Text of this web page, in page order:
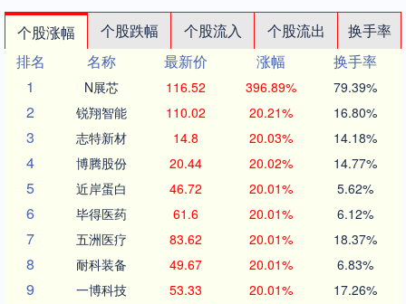
个股涨幅 个股跌幅 个股流入 个股流出
换手率
排名
名称 最新价 涨幅
换手率
1
N展芯 116.52 396.89% 79.39%
2 锐翔智能 110.02 20.21% 16.80%
3 志特新材 14.8 20.03% 14.18%
4 博腾股份 20.44 20.02% 14.77%
5 近岸蛋白 46.72 20.01% 5.62%
6 毕得医药 61.6 20.01% 6.12%
7 五洲医疗 83.62 20.01% 18.37%
8 耐科装备 49.67 20.01% 6.83%
9 一博科技 53.33 20.01% 17.26%